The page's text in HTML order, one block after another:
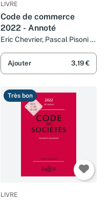
LIVRE
Code de commerce
2022 - Annoté
Eric Chevrier, Pascal Pisoni et
Ajouter 3,19 €
Très bon
LIVRE